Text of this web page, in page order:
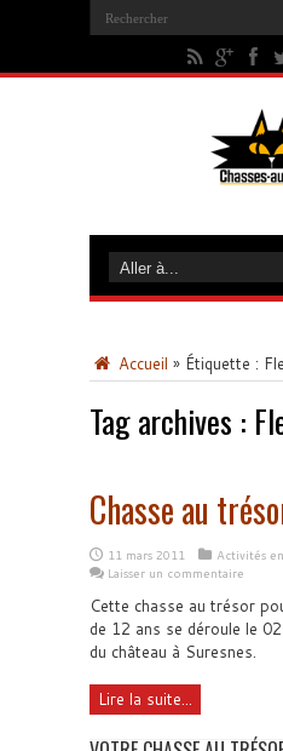
Accueil » Étiquette :
Tag archives :
Chasse au
11 mars 2011
Activités
Laisser un commentaire
Cette chasse au trésor
de 12 ans se déroule le
du château à Suresnes.
Lire la suite...